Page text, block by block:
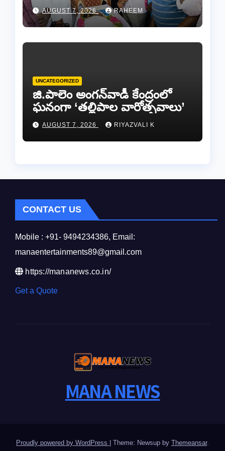
జర్నలిస్టు సల్ల ఆశన్నకు కన్నీటి
వీడ్కోలు…
AUGUST 7, 2026 RAHEEM
UNCATEGORIZED
జి.పాలెం అంగన్‌వాడీ కేంద్రంలో
ఘనంగా ‘తల్లిపాల వారోత్సవాలు’
AUGUST 7, 2026 RIYAZVALI K
CONTACT US
Mobile : +91- 9494234386, Email:
manaentertainments89@gmail.com
https://mananews.co.in/
Get a Quote
MANA NEWS
Proudly powered by WordPress Theme: Newsup by Themeansar.